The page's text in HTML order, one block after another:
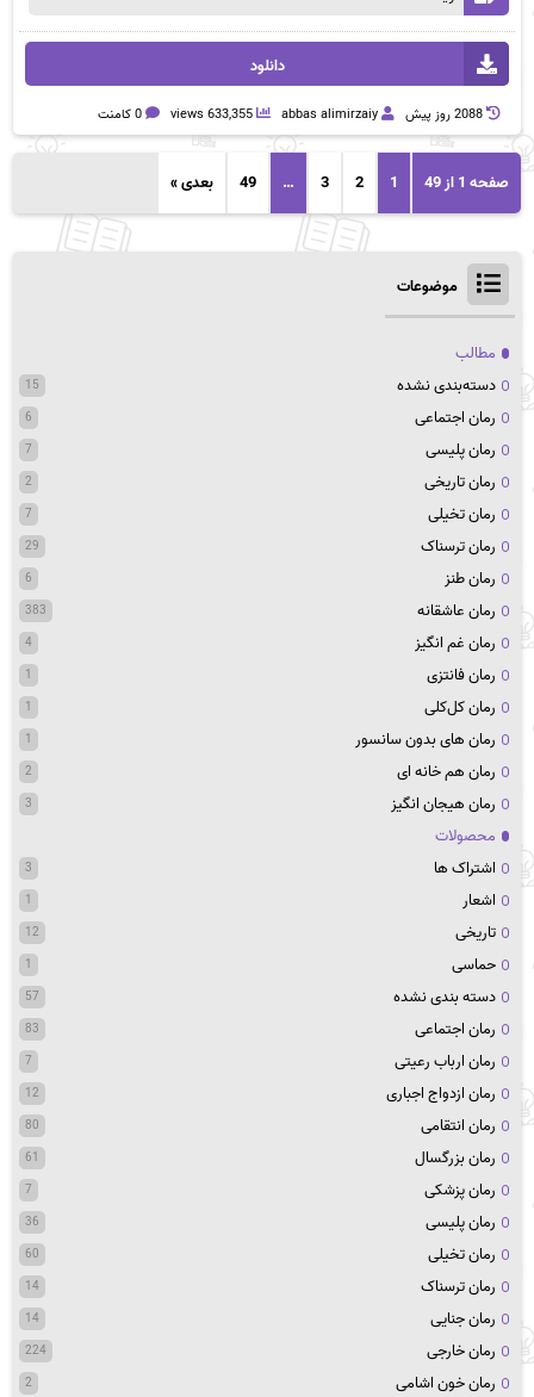
دانلود
2088 روز پيش abbas alimirzaiy
633,355 views 0 کامنت
صفحه 1 از 49 1
2
3
…
49 بعدی »
موضوعات
مطالب
دسته‌بندی نشده
15
رمان اجتماعی 6
رمان پلیسی 7
رمان تاریخی 2
رمان تخیلی 7
رمان ترسناک 29
رمان طنز 6
رمان عاشقانه 383
رمان غم انگیز 4
رمان فانتزی 1
رمان کل‌کلی 1
رمان های بدون سانسور 1
رمان هم خانه ای 2
رمان هیجان انگیز 3
محصولات
اشتراک ها
3
اشعار 1
تاریخی 12
حماسی 1
دسته بندی نشده 57
رمان اجتماعی 83
رمان ارباب رعیتی 7
رمان ازدواج اجباری 12
رمان انتقامی 80
رمان بزرگسال 61
رمان پزشکی 7
رمان پلیسی 36
رمان تخیلی 60
رمان ترسناک 14
رمان جنایی 14
رمان خارجی 224
رمان خون اشامی 2